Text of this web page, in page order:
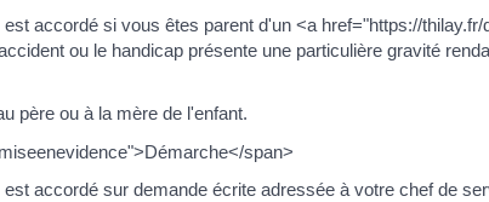
accordé si vous êtes parent d'un <a href="https://
ou le handicap présente une particulière gravité
père ou à la mère de l'enfant.
span>
est accordé sur demande écrite adressée à votre chef de